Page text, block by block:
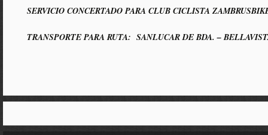
SERVICIO CONCERTADO PARA CLUB CICLISTA
TRANSPORTE PARA RUTA: SANLUCAR DE BDA. –